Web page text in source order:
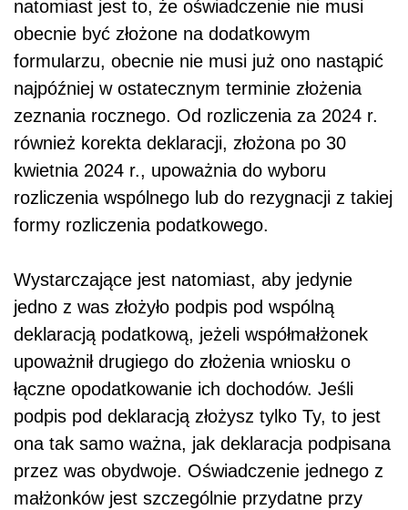
natomiast jest to, że oświadczenie nie musi
obecnie być złożone na dodatkowym
formularzu, obecnie nie musi już ono nastąpić
najpóźniej w ostatecznym terminie złożenia
zeznania rocznego. Od rozliczenia za 2024 r.
również korekta deklaracji, złożona po 30
kwietnia 2024 r., upoważnia do wyboru
rozliczenia wspólnego lub do rezygnacji z takiej
formy rozliczenia podatkowego.
Wystarczające jest natomiast, aby jedynie
jedno z was złożyło podpis pod wspólną
deklaracją podatkową, jeżeli współmałżonek
upoważnił drugiego do złożenia wniosku o
łączne opodatkowanie ich dochodów. Jeśli
podpis pod deklaracją złożysz tylko Ty, to jest
ona tak samo ważna, jak deklaracja podpisana
przez was obydwoje. Oświadczenie jednego z
małżonków jest szczególnie przydatne przy